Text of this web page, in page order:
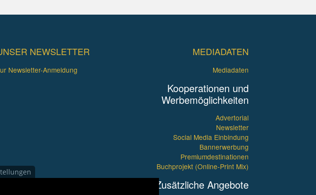
NEWSLETTER
Newsletter-Anmeldung
MEDIADATEN
Mediadaten
Kooperationen und
Werbemöglichkeiten
Advertorial
Newsletter
Social Media Einbindung
Bannerwerbung
Premiumdestinationen
Buchprojekt (Online-Print Mix)
Zusätzliche Angebote